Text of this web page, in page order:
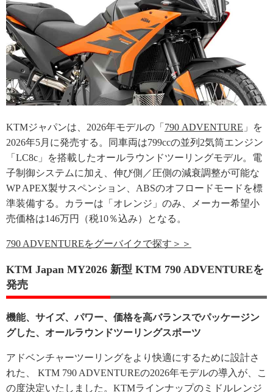
KTMジャパンは、2026年モデルの「 790 ADVENTURE 」を
2026年5月に発売する。同車両は799ccの並列2気筒エンジン
「LC8c」を搭載したオールラウンドツーリングモデル。電
子制御システムに加え、伸び側／圧側の減衰調整が可能な
WP APEX製サスペンション、ABSのオフロードモードを標
準装備する。カラーは「オレンジ」のみ、メーカー希望小
売価格は146万円（税10％込み）となる。
790 ADVENTUREをグーバイクで探す＞＞
KTM Japan MY2026 新型 KTM 790 ADVENTUREを
発売
機能、サイズ、パワー、価格を高バランスでパッケージン
グした、オールラウンドツーリングスポーツ
アドベンチャーツーリングをより快適にするために設計さ
れた、 KTM 790 ADVENTUREの2026年モデルの導入が、こ
の度決定いたしました。KTMラインナップのミドルレンジ